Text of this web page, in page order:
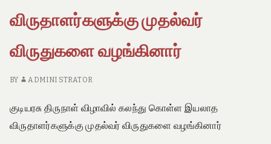
a
n
F
u
u
e
o
f
விருதாளர்களுக்கு முதல்வர்
விருதுகளை வழங்கினார்
BY ADMINI STRATOR
குடியரசு திருநாள் விழாவில் கலந்து கொள்ள இயலாத
விருதாளர்களுக்கு முதல்வர் விருதுகளை வழங்கினார்